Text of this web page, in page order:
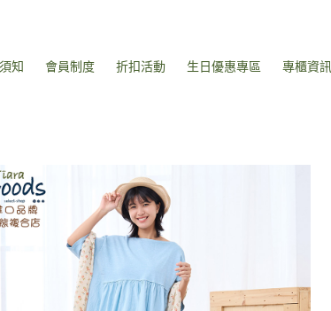
知 會員制度 折扣活動 生日優惠專區 專櫃資訊